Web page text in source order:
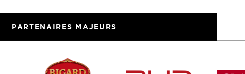
PARTENAIRES MAJEURS